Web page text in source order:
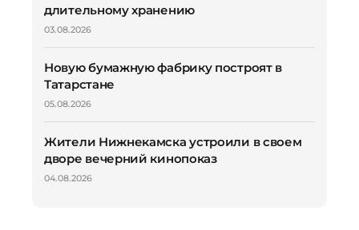
длительному хранению
03.08.2026
Новую бумажную фабрику построят в
Татарстане
05.08.2026
Жители Нижнекамска устроили в своем
дворе вечерний кинопоказ
04.08.2026